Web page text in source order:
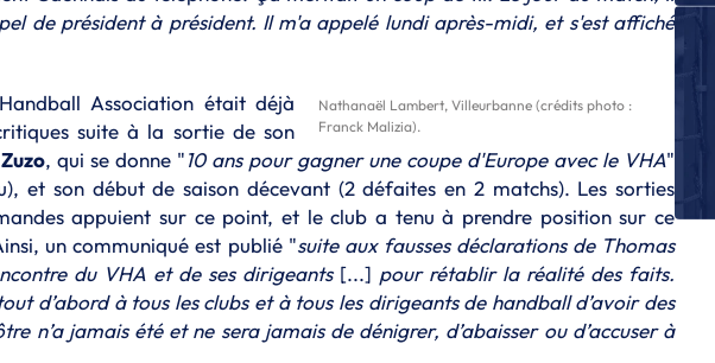
de président à président. Il m'a appelé lundi après-midi, et s'est affiché
Nathanaël Lambert, Villeurbanne (crédits photo :
Franck Malizia).
Association était déjà
suite à la sortie de son
, qui se donne "10 ans pour gagner une coupe d'Europe avec le VHA"
et son début de saison décevant (2 défaites en 2 matchs). Les sorties
appuient sur ce point, et le club a tenu à prendre position sur ce
un communiqué est publié "suite aux fausses déclarations de Thomas
du VHA et de ses dirigeants [...] pour rétablir la réalité des faits.
d’abord à tous les clubs et à tous les dirigeants de handball d’avoir des
n’a jamais été et ne sera jamais de dénigrer, d’abaisser ou d’accuser à